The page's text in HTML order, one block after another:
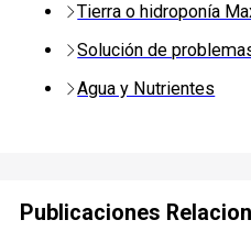
Tierra o hidroponía
Solución de
Agua y Nutrientes
Publicaciones